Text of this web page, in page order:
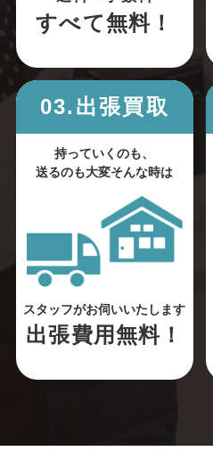
すべて無料！
03.出張買取
持っていくのも、
送るのも大変そんな時は
スタッフがお伺いいたします
出張費用無料！